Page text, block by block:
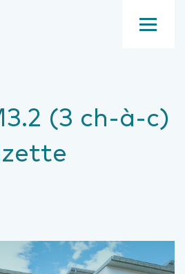
(3 ch-à-c)